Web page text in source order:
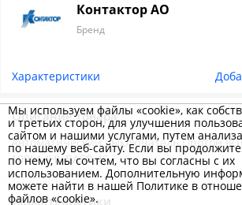
Контактор АО
Бренд
Характеристики
Описание товара
Автоматический выключатель Протон
100kA (Н), ВА50-45
Характеристики
Мы используем файлы «cookie», как
и третьих сторон, для улучшения
сайтом и нашими услугами, путем
по нашему веб-сайту. Если вы
по нему, мы сочтем, что вы согласны с их
использованием. Дополнительную
можете найти в нашей Политике в
файлов «cookie».